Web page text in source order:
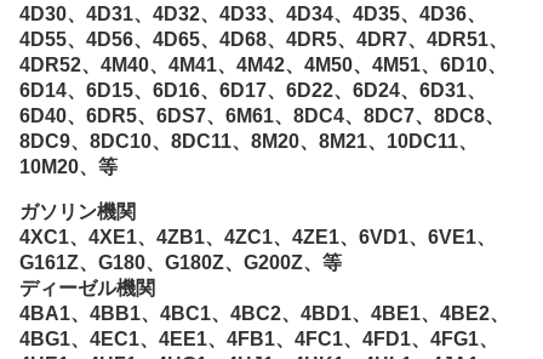
4D30、4D31、4D32、4D33、4D34、4D35、4D36、
4D55、4D56、4D65、4D68、4DR5、4DR7、4DR51、
4DR52、4M40、4M41、4M42、4M50、4M51、6D10、
6D14、6D15、6D16、6D17、6D22、6D24、6D31、
6D40、6DR5、6DS7、6M61、8DC4、8DC7、8DC8、
8DC9、8DC10、8DC11、8M20、8M21、10DC11、
10M20、等
ガソリン機関
4XC1、4XE1、4ZB1、4ZC1、4ZE1、6VD1、6VE1、
G161Z、G180、G180Z、G200Z、等
ディーゼル機関
4BA1、4BB1、4BC1、4BC2、4BD1、4BE1、4BE2、
4BG1、4EC1、4EE1、4FB1、4FC1、4FD1、4FG1、